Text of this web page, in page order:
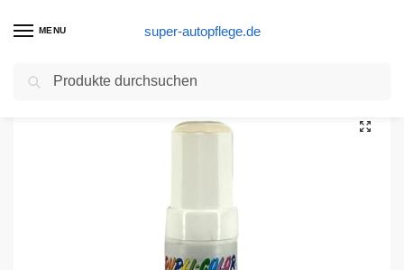
MENU super-autopflege.de
Start Autolackstift Produkte / Dupli-Color 677212 Lackstifte, 12 ml, DS 9001 Cremeweiß Glanz